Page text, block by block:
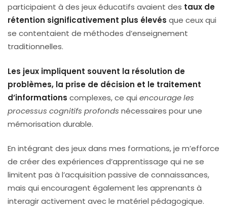
participaient à des jeux éducatifs avaient des taux de
rétention significativement plus élevés que ceux qui
se contentaient de méthodes d’enseignement
traditionnelles.
Les jeux impliquent souvent la résolution de
problèmes, la prise de décision et le traitement
d’informations complexes, ce qui encourage les
processus cognitifs profonds nécessaires pour une
mémorisation durable.
En intégrant des jeux dans mes formations, je m’efforce
de créer des expériences d’apprentissage qui ne se
limitent pas à l’acquisition passive de connaissances,
mais qui encouragent également les apprenants à
interagir activement avec le matériel pédagogique.